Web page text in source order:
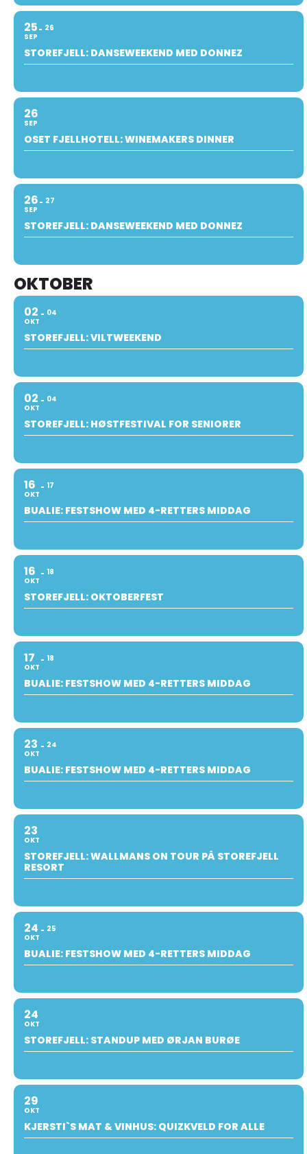
25
SEP
26
STOREFJELL: DANSEWEEKEND MED DONNEZ
26
SEP
OSET FJELLHOTELL: WINEMAKERS DINNER
26
SEP
27
STOREFJELL: DANSEWEEKEND MED DONNEZ
OKTOBER
02
OKT
04
STOREFJELL: VILTWEEKEND
02
OKT
04
STOREFJELL: HØSTFESTIVAL FOR SENIORER
16
OKT
17
BUALIE: FESTSHOW MED 4-RETTERS MIDDAG
16
OKT
18
STOREFJELL: OKTOBERFEST
17
OKT
18
BUALIE: FESTSHOW MED 4-RETTERS MIDDAG
23
OKT
24
BUALIE: FESTSHOW MED 4-RETTERS MIDDAG
23
OKT
STOREFJELL: WALLMANS ON TOUR PÅ STOREFJELL
RESORT
24
OKT
25
BUALIE: FESTSHOW MED 4-RETTERS MIDDAG
24
OKT
STOREFJELL: STANDUP MED ØRJAN BURØE
29
OKT
KJERSTI`S MAT & VINHUS: QUIZKVELD FOR ALLE